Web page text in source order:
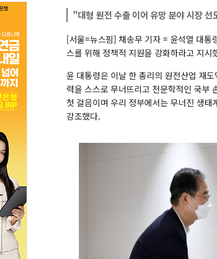
"대형 원전 수출 이어 유망 분야 시장 선
[서울=뉴스핌] 채송무 기자 = 윤석열 대통
스를 위해 정책적 지원을 강화하라고 지시
윤 대통령은 이날 한 총리의 원전산업 재
력을 스스로 무너뜨리고 천문학적인 국부
첫 걸음이며 우리 정부에서는 무너진 생
강조했다.